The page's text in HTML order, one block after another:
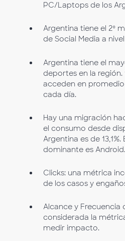
PC/Laptops de los
Argentina tiene el 2º
de Social Media a
Argentina tiene el
deportes en la región.
acceden en
cada día.
Hay una migración
el consumo desde
Argentina es de
dominante es Android.
Clicks: una métrica
de los casos y
Alcance y Frecuencia
considerada la
medir impacto.